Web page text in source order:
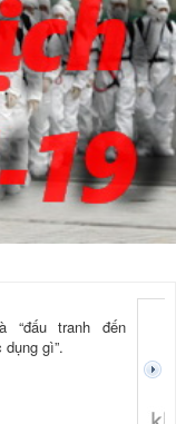
“đấu tranh đến
gì”.